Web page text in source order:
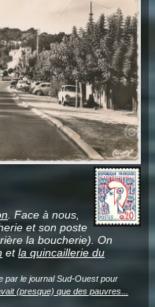
. Face à nous,
et son poste
la boucherie). On
etla quincaillerie du
par le journal Sud-Ouest pour
(presque) que des pauvres...